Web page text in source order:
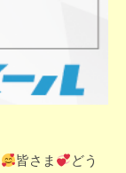
皆さま
どう